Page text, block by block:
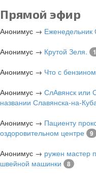
Прямой эфир
Анонимус → Еженедельник
Анонимус → Крутой Зеля.
Анонимус → Что с
Анонимус → СлАвянск или
названии Славянска-на-
Анонимус → Пациенту
оздоровительном центре
9
Анонимус → ружен мастер
швейной машинки
8